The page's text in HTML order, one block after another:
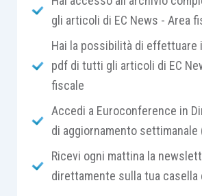
aeree aderenti allaIATA,
associazione internazionale di
alla quale generalmente, salvo
aderiscono le compagnielow-
essere dotate di licenza IATA (e
la prenotazione diretta dei voli
attraverso l’apposito canale
oppure, per le agenzie viaggi
licenza IATA, possono
gli articoli di EC News - Area
Hai la possibilità di effettuare
pdf di tutti gli articoli di EC
fiscale
Accedi a Euroconference in
di aggiornamento
Ricevi ogni mattina la
direttamente sulla tua casella